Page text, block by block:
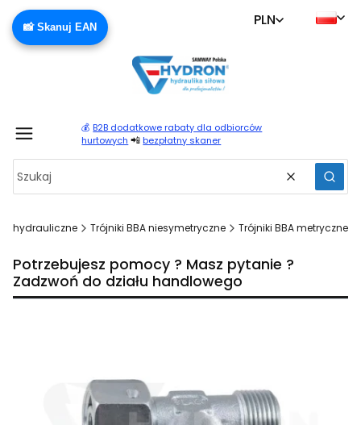
📸 Skanuj EAN PLN
💰 B2B dodatkowe rabaty dla odbiorców
hurtowych 📲 bezpłatny skaner
Wyczyść
hydrauliczne Trójniki BBA niesymetryczne Trójniki BBA metryczne
Potrzebujesz pomocy ? Masz pytanie ?
Zadzwoń do działu handlowego